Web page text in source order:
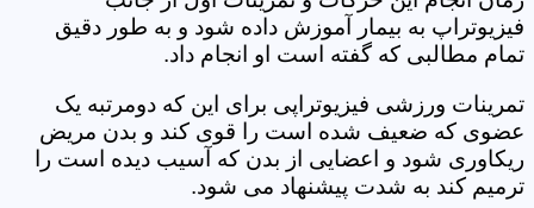
فیزیوتراپ به بیمار آموزش داده شود و به طور دقیق
تمام مطالبی که گفته است او انجام داد.
تمرینات ورزشی فیزیوتراپی برای این که دومرتبه یک
عضوی که ضعیف شده است را قوی کند و بدن مریض
ریکاوری شود و اعضایی از بدن که آسیب دیده است را
ترمیم کند به شدت پیشنهاد می شود.